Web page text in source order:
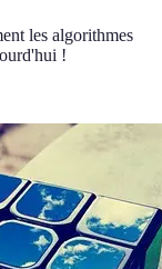
les algorithmes
!